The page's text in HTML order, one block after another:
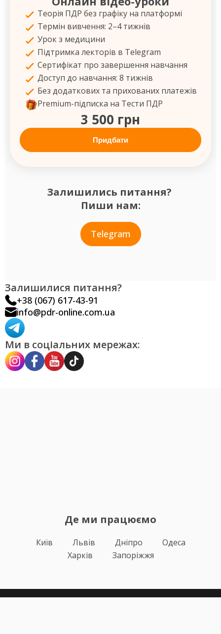
Залишились питання?
Пиши нам:
Telegram
Теорія ПДР без графіку на платформі
Термін вивчення: 2–4 тижнів
Урок з медицини
Підтримка лекторів в Telegram
Сертифікат про завершення навчання
Доступ до навчання: 8 тижнів
Без додаткових та прихованих платежів
Premium-підписка на Тести ПДР
3 500 грн
Придбати
Залишилися питання?
+38 (067) 617-43-91
info@pdr-online.com.ua
Ми в соціальних мережах:
Де ми працюємо
Київ Львів Дніпро
Одеса
Харків
Запоріжжя